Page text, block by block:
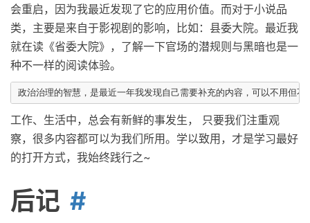
会重启，因为我最近发现了它的应用价值。而对于小说品
类，主要是来自于影视剧的影响，比如：县委大院。最近我
就在读《省委大院》，了解一下官场的潜规则与黑暗也是一
种不一样的阅读体验。
工作、生活中，总会有新鲜的事发生， 只要我们注重观
察，很多内容都可以为我们所用。学以致用，才是学习最好
的打开方式，我始终践行之~
后记